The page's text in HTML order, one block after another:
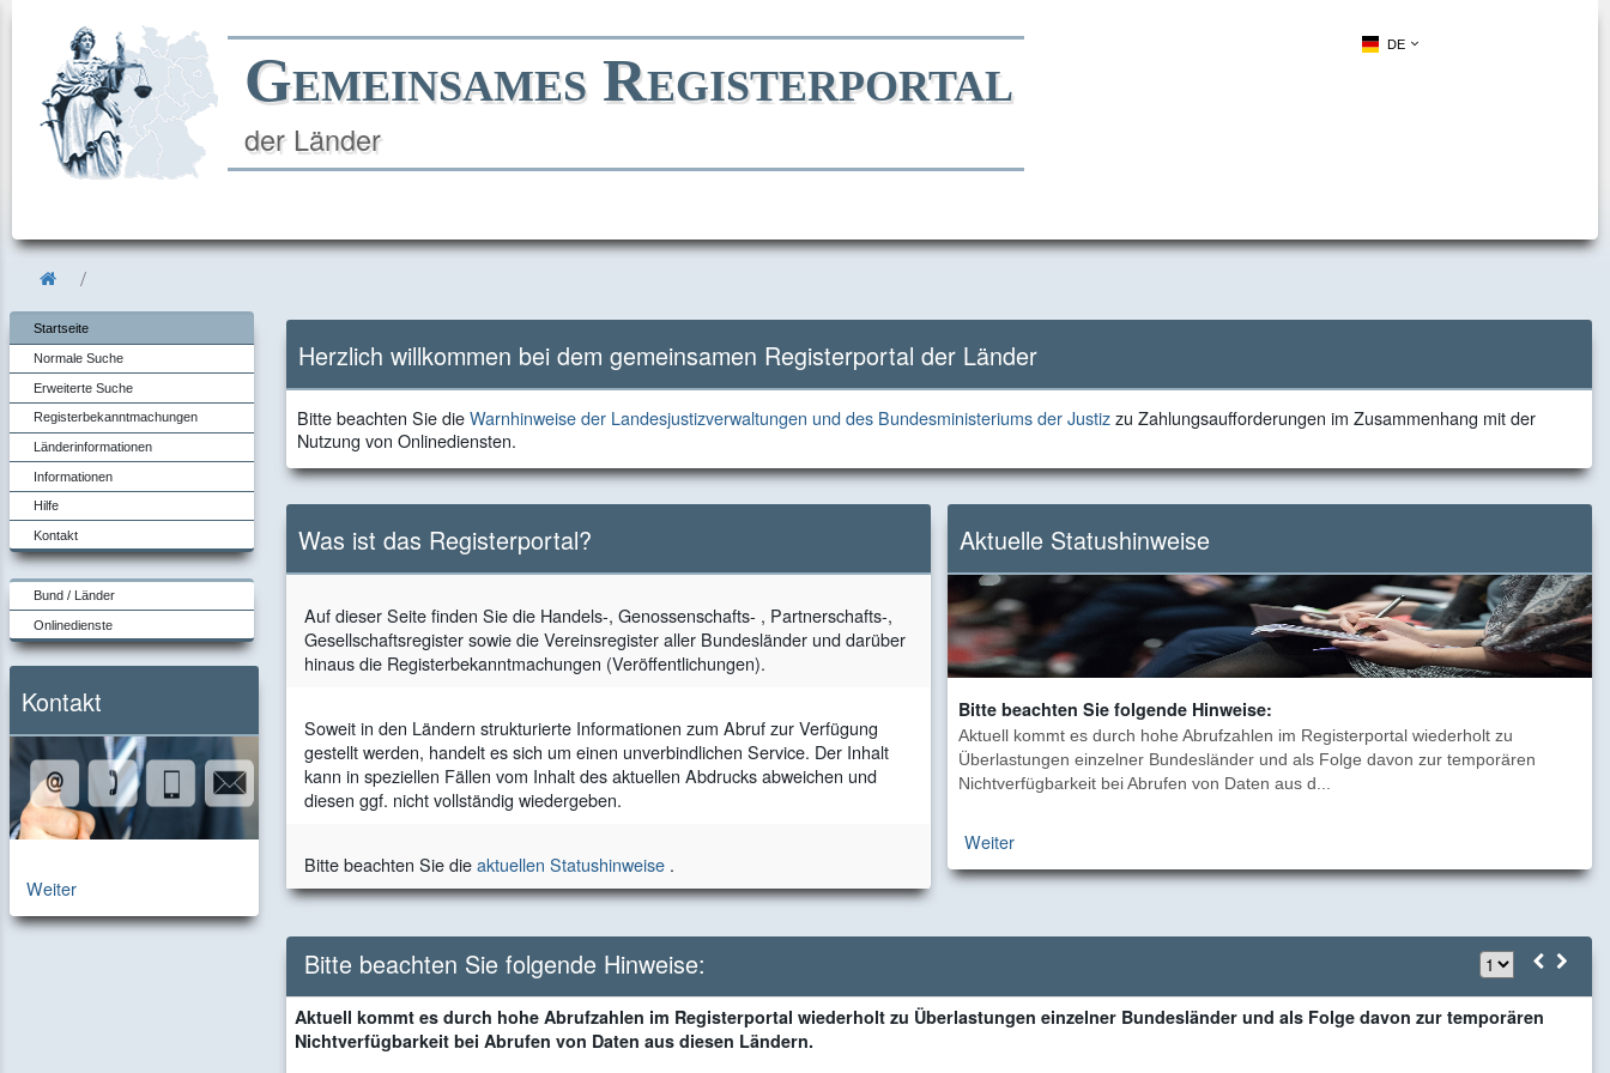
Gemeinsames Registerportal
der Länder
DE
Direkt
Direkt
Direkt
Direkt
Startseite
Normale Suche
Erweiterte Suche
Registerbekanntmachungen
Länderinformationen
Informationen
Hilfe
Kontakt
Bund / Länder
Onlinedienste
Kontakt
Weiterzur
Kontaktseite
Herzlich willkommen bei dem gemeinsamen Registerportal der Länder
Bitte
beachten
die
Bitte beachten Sie dieWarnhinweise der Landesjustizverwaltungen und des Bundesministeriums der Justizzu
Zusammenhang
mit
der
Nutzung
von
Onlinediensten.
zu Zahlungsaufforderungen im Zusammenhang mit der
Nutzung von Onlinediensten.
Was ist das Registerportal?
Auf dieser Seite finden Sie die Handels-, Genossenschafts- , Partnerschafts-,
Gesellschaftsregister sowie die Vereinsregister aller Bundesländer und darüber
hinaus die Registerbekanntmachungen (Veröffentlichungen).
Soweit in den Ländern strukturierte Informationen zum Abruf zur Verfügung
gestellt werden, handelt es sich um einen unverbindlichen Service. Der Inhalt
kann in speziellen Fällen vom Inhalt des aktuellen Abdrucks abweichen und
diesen ggf. nicht vollständig wiedergeben.
Bitte beachten Sie dieaktuellen Statushinweise .
Aktuelle Statushinweise
Bitte beachten Sie folgende Hinweise:
Aktuell kommt es durch hohe Abrufzahlen im Registerportal wiederholt zu
Überlastungen einzelner Bundesländer und als Folge davon zur temporären
Nichtverfügbarkeit bei Abrufen von Daten aus d...
Weiter
Bitte beachten Sie folgende Hinweise:
Aktuell kommt es durch hohe Abrufzahlen im Registerportal wiederholt zu Überlastungen einzelner Bundesländer und als Folge davon zur temporären
Nichtverfügbarkeit bei Abrufen von Daten aus diesen Ländern.